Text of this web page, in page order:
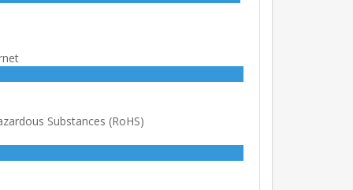
Substances (RoHS)